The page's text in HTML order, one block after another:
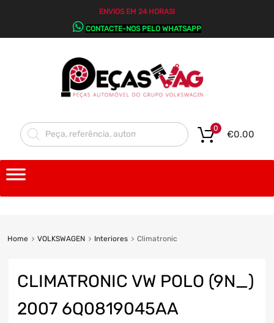
ENVIOS EM 24 HORAS!
CONTACTE-NOS PELO WHATSAPP
€0.00
0
Home VOLKSWAGEN Interiores Climatronic
CLIMATRONIC VW POLO (9N_)
2007 6Q0819045AA